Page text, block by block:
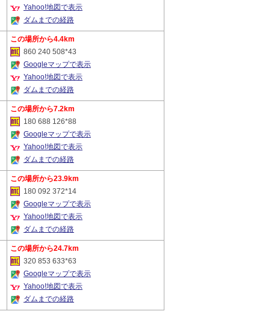
Yahoo!地図で表示
ダムまでの経路
4.4km
860 240 508*43
Googleマップで表示
Yahoo!地図で表示
ダムまでの経路
7.2km
180 688 126*88
Googleマップで表示
Yahoo!地図で表示
ダムまでの経路
23.9km
180 092 372*14
Googleマップで表示
Yahoo!地図で表示
ダムまでの経路
24.7km
320 853 633*63
Googleマップで表示
Yahoo!地図で表示
ダムまでの経路